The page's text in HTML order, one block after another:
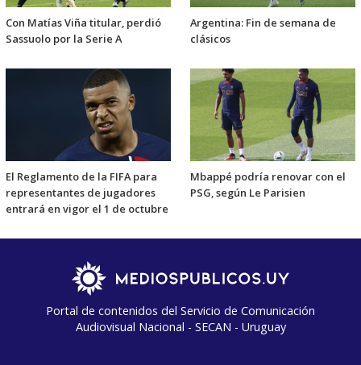
Con Matías Viña titular, perdió
Sassuolo por la Serie A
Argentina: Fin de semana de
clásicos
El Reglamento de la FIFA para
representantes de jugadores
entrará en vigor el 1 de octubre
Mbappé podría renovar con el
PSG, según Le Parisien
Portal de contenidos del Servicio de Comunicación
Audiovisual Nacional - SECAN - Uruguay